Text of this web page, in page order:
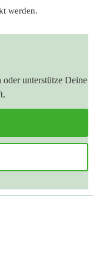
werden.
oder unterstütze Deine